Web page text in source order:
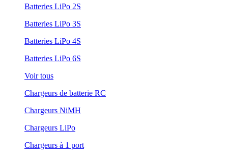
Batteries LiPo 2S
Batteries LiPo 3S
Batteries LiPo 4S
Batteries LiPo 6S
Voir tous
Chargeurs de batterie RC
Chargeurs NiMH
Chargeurs LiPo
Chargeurs à 1 port